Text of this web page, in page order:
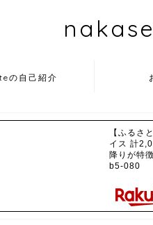
の自己紹介
【ふるさ
イス 計
降りが特
b5-080